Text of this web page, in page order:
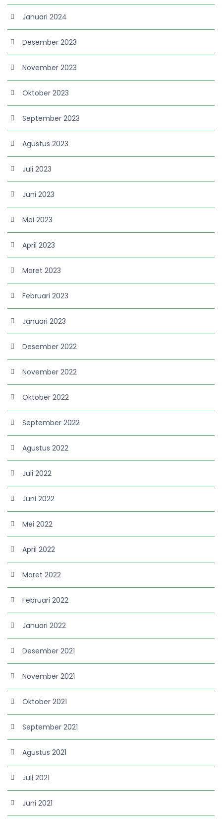
Januari 2024
Desember 2023
November 2023
Oktober 2023
September 2023
Agustus 2023
Juli 2023
Juni 2023
Mei 2023
April 2023
Maret 2023
Februari 2023
Januari 2023
Desember 2022
November 2022
Oktober 2022
September 2022
Agustus 2022
Juli 2022
Juni 2022
Mei 2022
April 2022
Maret 2022
Februari 2022
Januari 2022
Desember 2021
November 2021
Oktober 2021
September 2021
Agustus 2021
Juli 2021
Juni 2021